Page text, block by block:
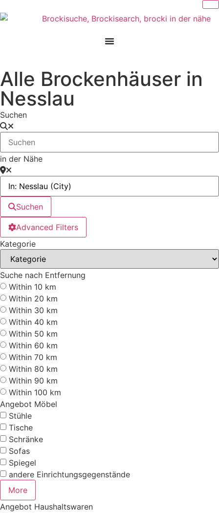
Alle Brockenhäuser in
Nesslau
Suchen
in der Nähe
Suchen
Advanced Filters
Kategorie
Suche nach Entfernung
Within 10 km
Within 20 km
Within 30 km
Within 40 km
Within 50 km
Within 60 km
Within 70 km
Within 80 km
Within 90 km
Within 100 km
Angebot Möbel
Stühle
Tische
Schränke
Sofas
Spiegel
andere Einrichtungsgegenstände
More
Angebot Haushaltswaren